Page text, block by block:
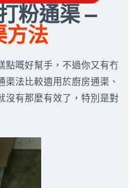
粉通渠 —
方法
點嘅好幫手，不過你又有冇
法比較適用於廚房通渠、
沒有那麼有效了，特別是對